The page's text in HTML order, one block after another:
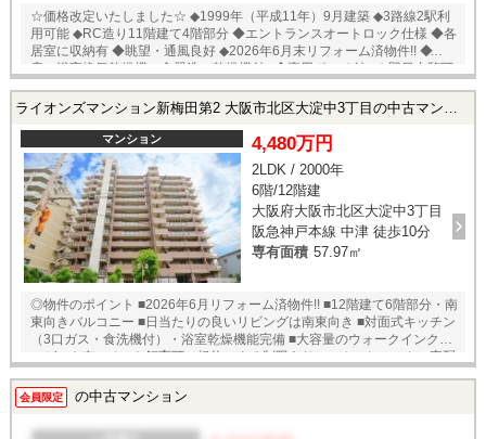
☆価格改定いたしました☆ ◆1999年（平成11年）9月建築 ◆3路線2駅利
用可能 ◆RC造り11階建て4階部分 ◆エントランスオートロック仕様 ◆各
居室に収納有 ◆眺望・通風良好 ◆2026年6月末リフォーム済物件!! ◆床暖
房、浴室換気乾燥機、食器洗い乾燥機付♪ ◆専用ポーチ付♪ ★即日内覧可
しくは24時間対応可能「内覧予約・お問い合わせ」フォームよりお問い
が困難な場合は、ご希望場所でのお待ち合わせも可能です。
マンション 4,480万円
2LDK / 2000年
6階/12階建
大阪府大阪市北区大淀中3丁目
阪急神戸本線 中津 徒歩10分
専有面積 57.97㎡
◎物件のポイント ■2026年6月リフォーム済物件!! ■12階建て6階部分・南
東向きバルコニー ■日当たりの良いリビングは南東向き ■対面式キッチン
（3口ガス・食洗機付）・浴室乾燥機能完備 ■大容量のウォークインクロ
ーゼット有 ■ペット飼育可（規約による制限あり） ■オートロック・宅配
お電話いただくか、もしくは24時間対応可能「内覧予約・お問い合わ
せ」フォームよりお問い合わせ下さい！業務に精通したスタッフが丁寧
に対応致します。ご来店が困難な場合は、ご希望場所でのお待ち合わせ
会員限定 の中古マンション